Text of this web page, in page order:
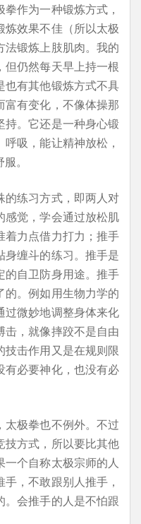
作为一种锻炼方式，
效果不佳（所以太极
锻炼上肢肌肉。我的
但仍然每天早上持一根
也有其他锻炼方式不具
有变化，不像体操那
持。它还是一种身心锻
吸，能让精神放松，
。
的练习方式，即两人对
感觉，学会通过放松肌
着力点借力打力；推手
缠斗的练习。推手是
的自卫防身用途。推手
的。例如用生物力学的
过微妙地调整身体来化
，就像摔跤不是自由
击作用又是在规则限
有必要神化，也没有必
太极拳也不例外。不过
技方式，所以要比其他
个自称太极宗师的人
，不敢跟别人推手，
。会推手的人是不怕跟